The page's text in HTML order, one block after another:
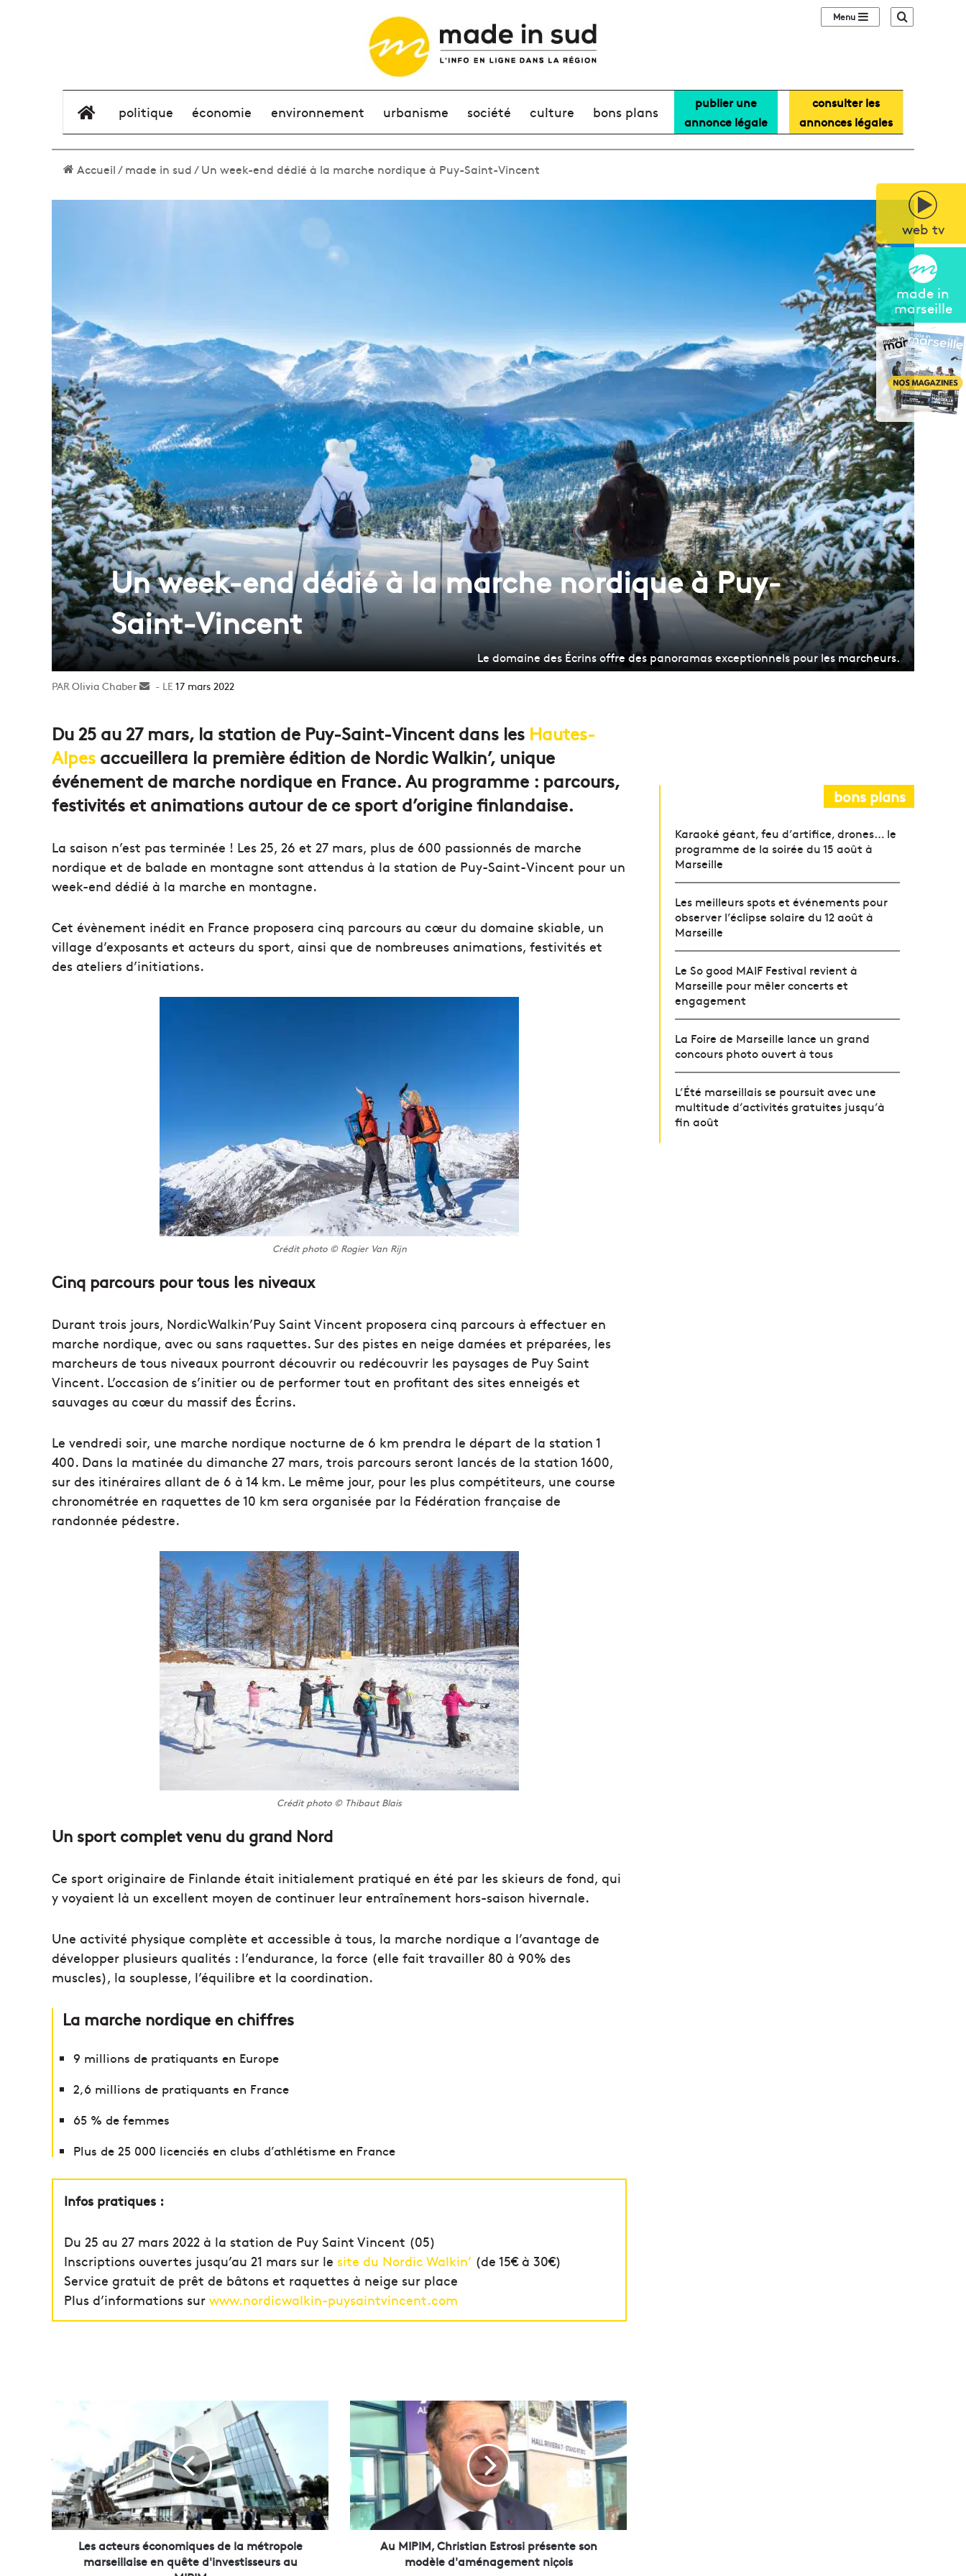
web tv
made in
marseille
Sidebar (barre
élément de menu
politique économie environnement urbanisme société culture bons plans
publier une
annonce légale
consulter les
annonces légales
Accueil/made in sud/Un week-end dédié à la marche nordique à Puy-Saint-Vincent
Un week-end dédié à la marche nordique à Puy-
Saint-Vincent
Le domaine des Écrins offre des panoramas exceptionnels pour les marcheurs.
Olivia Chaber
Envoyer17 mars 2022
Du 25 au 27 mars, la station de Puy-Saint-Vincent dans les Hautes-
Alpes accueillera la première édition de Nordic Walkin’, unique
événement de marche nordique en France. Au programme : parcours,
festivités et animations autour de ce sport d’origine finlandaise.
La saison n’est pas terminée ! Les 25, 26 et 27 mars, plus de 600 passionnés de marche
nordique et de balade en montagne sont attendus à la station de Puy-Saint-Vincent pour un
week-end dédié à la marche en montagne.
Cet évènement inédit en France proposera cinq parcours au cœur du domaine skiable, un
village d’exposants et acteurs du sport, ainsi que de nombreuses animations, festivités et
des ateliers d’initiations.
Crédit photo © Rogier Van Rijn
Cinq parcours pour tous les niveaux
Durant trois jours, NordicWalkin’Puy Saint Vincent proposera cinq parcours à effectuer en
marche nordique, avec ou sans raquettes. Sur des pistes en neige damées et préparées, les
marcheurs de tous niveaux pourront découvrir ou redécouvrir les paysages de Puy Saint
Vincent. L’occasion de s’initier ou de performer tout en profitant des sites enneigés et
sauvages au cœur du massif des Écrins.
Le vendredi soir, une marche nordique nocturne de 6 km prendra le départ de la station 1
400. Dans la matinée du dimanche 27 mars, trois parcours seront lancés de la station 1600,
sur des itinéraires allant de 6 à 14 km. Le même jour, pour les plus compétiteurs, une course
chronométrée en raquettes de 10 km sera organisée par la Fédération française de
randonnée pédestre.
Crédit photo © Thibaut Blais
Un sport complet venu du grand Nord
Ce sport originaire de Finlande était initialement pratiqué en été par les skieurs de fond, qui
y voyaient là un excellent moyen de continuer leur entraînement hors-saison hivernale.
Une activité physique complète et accessible à tous, la marche nordique a l’avantage de
développer plusieurs qualités : l’endurance, la force (elle fait travailler 80 à 90% des
muscles), la souplesse, l’équilibre et la coordination.
La marche nordique en chiffres
9 millions de pratiquants en Europe
2,6 millions de pratiquants en France
65 % de femmes
Plus de 25 000 licenciés en clubs d’athlétisme en France
Infos pratiques :
Du 25 au 27 mars 2022 à la station de Puy Saint Vincent (05)
Inscriptions ouvertes jusqu’au 21 mars sur le site du Nordic Walkin’ (de 15€ à 30€)
Service gratuit de prêt de bâtons et raquettes à neige sur place
Plus d’informations sur www.nordicwalkin-puysaintvincent.com
c
e
u
r
Les acteurs économiques de la métropole
marseillaise en quête d'investisseurs au
A
u
I
P
I
M
,
C
Au MIPIM, Christian Estrosi présente son
modèle d'aménagement niçois
bons plans
Karaoké géant, feu d’artifice, drones… le
programme de la soirée du 15 août à
Marseille
Les meilleurs spots et événements pour
observer l’éclipse solaire du 12 août à
Marseille
Le So good MAIF Festival revient à
Marseille pour mêler concerts et
engagement
La Foire de Marseille lance un grand
concours photo ouvert à tous
L’Été marseillais se poursuit avec une
multitude d’activités gratuites jusqu’à
fin août